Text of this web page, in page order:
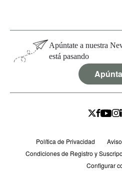
Apúntate a nuestra
está pasando
Política de Privacidad
Condiciones de Registro y
Configurar